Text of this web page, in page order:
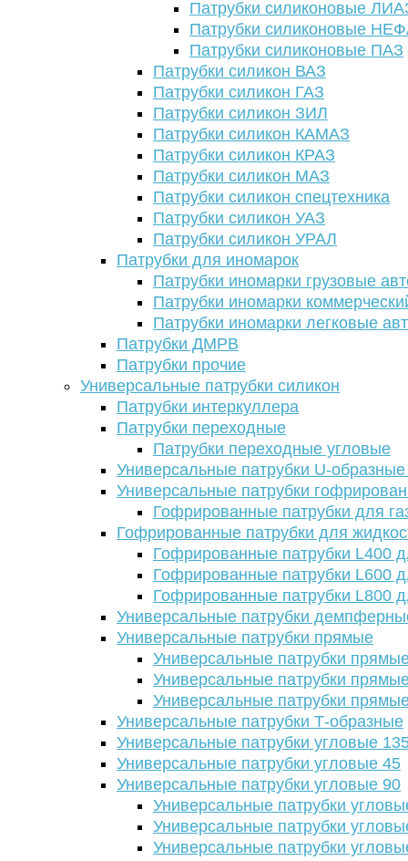
Патрубки силиконовые
Патрубки силиконовые
Патрубки силиконовые ПАЗ
Патрубки силикон ВАЗ
Патрубки силикон ГАЗ
Патрубки силикон ЗИЛ
Патрубки силикон КАМАЗ
Патрубки силикон КРАЗ
Патрубки силикон МАЗ
Патрубки силикон спецтехника
Патрубки силикон УАЗ
Патрубки силикон УРАЛ
Патрубки для иномарок
Патрубки иномарки грузовые
Патрубки иномарки
Патрубки иномарки легковые
Патрубки ДМРВ
Патрубки прочие
Универсальные патрубки силикон
Патрубки интеркуллера
Патрубки переходные
Патрубки переходные угловые
Универсальные патрубки U-
Универсальные патрубки
Гофрированные патрубки для
Гофрированные патрубки для
Гофрированные патрубки L400
Гофрированные патрубки L600
Гофрированные патрубки L800
Универсальные патрубки
Универсальные патрубки прямые
Универсальные патрубки
Универсальные патрубки
Универсальные патрубки
Универсальные патрубки Т-образные
Универсальные патрубки угловые
Универсальные патрубки угловые 45
Универсальные патрубки угловые 90
Универсальные патрубки
Универсальные патрубки
Универсальные патрубки